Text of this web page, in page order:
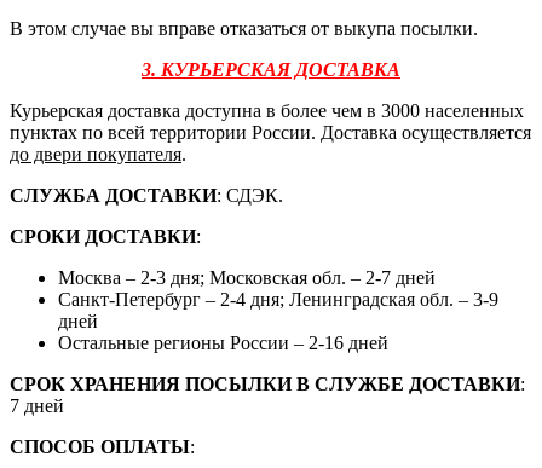
В этом случае вы вправе отказаться от выкупа посылки.
3. КУРЬЕРСКАЯ ДОСТАВКА
Курьерская доставка доступна в более чем в 3000 населенных
пунктах по всей территории России. Доставка осуществляется
до двери покупателя.
СЛУЖБА ДОСТАВКИ: СДЭК.
СРОКИ ДОСТАВКИ:
Москва – 2-3 дня; Московская обл. – 2-7 дней
Санкт-Петербург – 2-4 дня; Ленинградская обл. – 3-9
дней
Остальные регионы России – 2-16 дней
СРОК ХРАНЕНИЯ ПОСЫЛКИ В СЛУЖБЕ ДОСТАВКИ:
7 дней
СПОСОБ ОПЛАТЫ: